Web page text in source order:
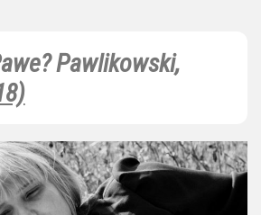
Pawlikowski,